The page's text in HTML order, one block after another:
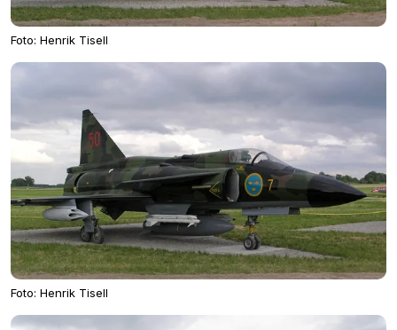
Foto: Henrik Tisell
Foto: Henrik Tisell